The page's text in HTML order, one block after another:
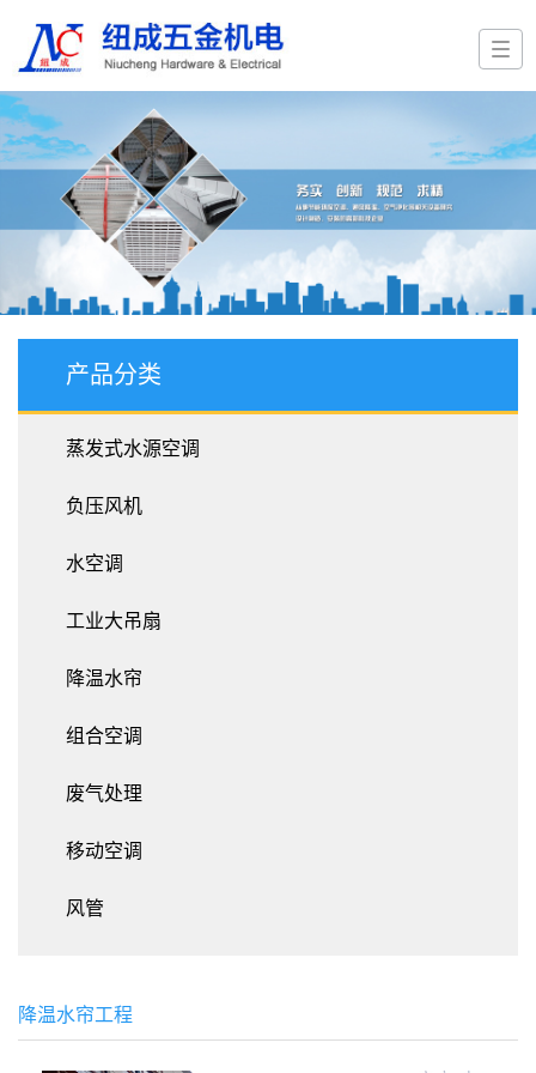
产品分类
蒸发式水源空调
负压风机
水空调
工业大吊扇
降温水帘
组合空调
废气处理
移动空调
风管
降温水帘工程